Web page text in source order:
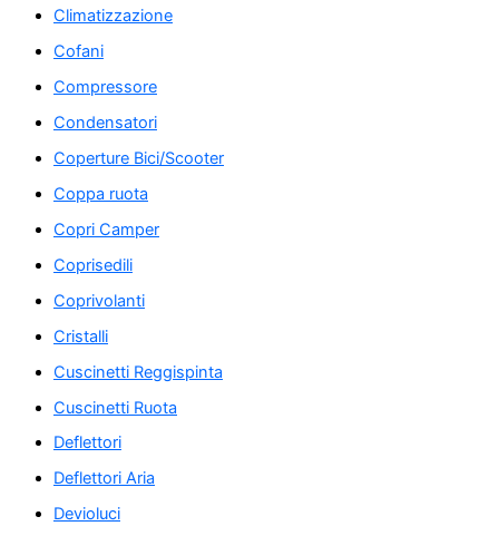
Climatizzazione
Cofani
Compressore
Condensatori
Coperture Bici/Scooter
Coppa ruota
Copri Camper
Coprisedili
Coprivolanti
Cristalli
Cuscinetti Reggispinta
Cuscinetti Ruota
Deflettori
Deflettori Aria
Devioluci